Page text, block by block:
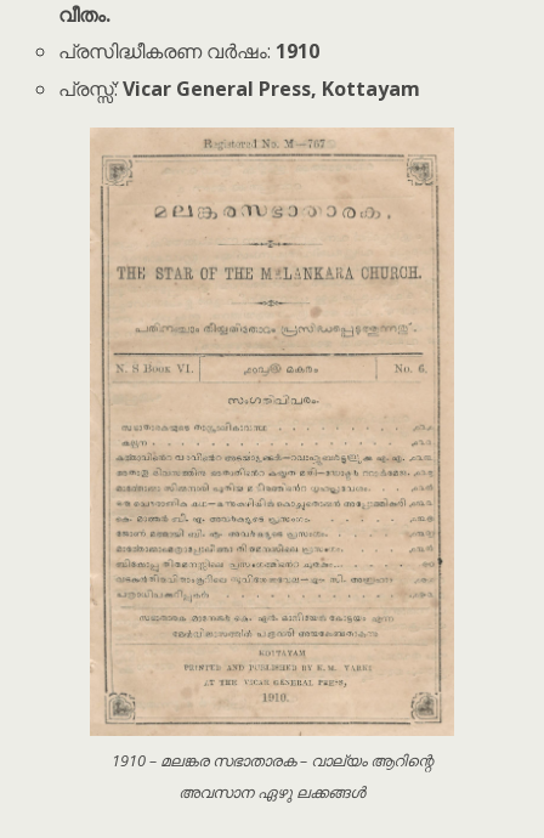
വീതം.
പ്രസിദ്ധീകരണ വർഷം: 1910
പ്രസ്സ്:Vicar General Press, Kottayam
1910 – മലങ്കര സഭാതാരക – വാല്യം ആറിന്റെ
അവസാന ഏഴു ലക്കങ്ങൾ